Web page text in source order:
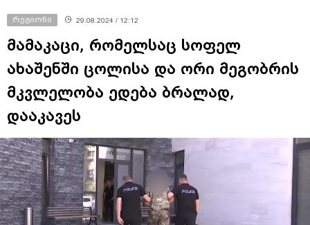
რეგიონი 29.08.2024 / 12:12
მამაკაცი, რომელსაც სოფელ
ახაშენში ცოლისა და ორი მეგობრის
მკვლელობა ედება ბრალად,
დააკავეს